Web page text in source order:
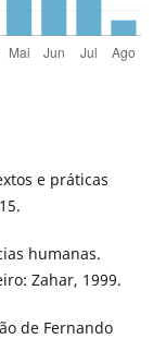
e práticas
humanas.
Zahar, 1999.
de Fernando